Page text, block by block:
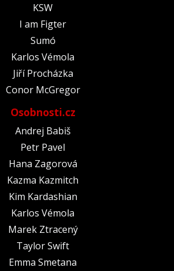
KSW
I am Figter
Sumó
Karlos Vémola
Jiří Procházka
Conor McGregor
Osobnosti.cz
Andrej Babiš
Petr Pavel
Hana Zagorová
Kazma Kazmitch
Kim Kardashian
Karlos Vémola
Marek Ztracený
Taylor Swift
Emma Smetana